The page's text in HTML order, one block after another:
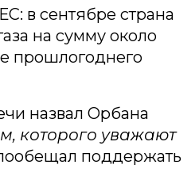
в сентябре страна
на сумму около
прошлогоднего
назвал Орбана
которого уважают
поддержать